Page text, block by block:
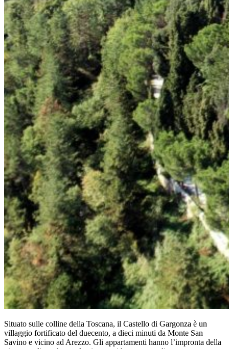
Situato sulle colline della Toscana, il Castello di Gargonza è un
villaggio fortificato del duecento, a dieci minuti da Monte San
Savino e vicino ad Arezzo. Gli appartamenti hanno l’impronta della